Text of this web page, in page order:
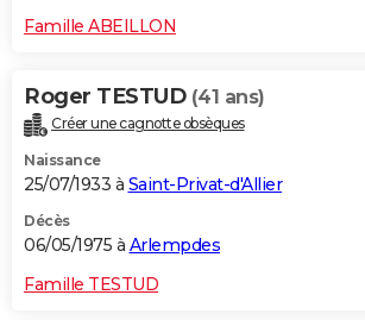
Famille ABEILLON
Roger TESTUD (41 ans)
Créer une cagnotte obsèques
Naissance
25/07/1933 à Saint-Privat-d'Allier
Décès
06/05/1975 à Arlempdes
Famille TESTUD